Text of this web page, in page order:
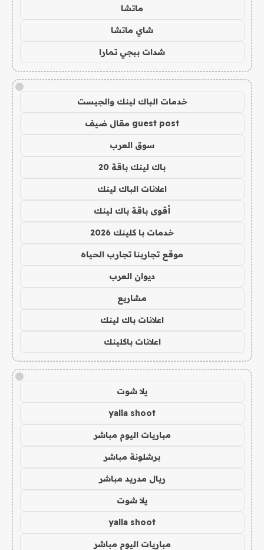
ماتشا
شاي ماتشا
شدات ببجي تمارا
!
خدمات الباك لينك والجيست
guest post مقال ضيف
سوق العرب
باك لينك باقة 20
اعلانات الباك لينك
أقوى باقة باك لينك
خدمات با كلينك 2026
موقع تجاربنا تجارب الحياه
ديوان العرب
مشاريع
اعلانات باك لينك
اعلانات باكلينك
!
يلا شوت
yalla shoot
مباريات اليوم مباشر
برشلونة مباشر
ريال مدريد مباشر
يلا شوت
yalla shoot
مباريات اليوم مباشر